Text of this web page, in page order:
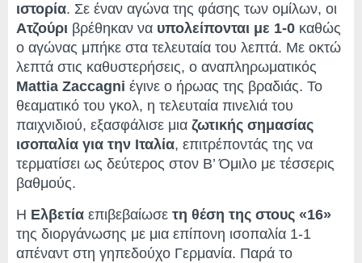
ιστορία. Σε έναν αγώνα της φάσης των ομίλων, οι
Ατζούρι βρέθηκαν να υπολείπονται με 1-0 καθώς
ο αγώνας μπήκε στα τελευταία του λεπτά. Με οκτώ
λεπτά στις καθυστερήσεις, ο αναπληρωματικός
Mattia Zaccagni έγινε ο ήρωας της βραδιάς. Το
θεαματικό του γκολ, η τελευταία πινελιά του
παιχνιδιού, εξασφάλισε μια ζωτικής σημασίας
ισοπαλία για την Ιταλία, επιτρέποντάς της να
τερματίσει ως δεύτερος στον Β’ Όμιλο με τέσσερις
βαθμούς.
Η Ελβετία επιβεβαίωσε τη θέση της στους «16»
της διοργάνωσης με μια επίπονη ισοπαλία 1-1
απέναντ στη γηπεδούχο Γερμανία. Παρά το